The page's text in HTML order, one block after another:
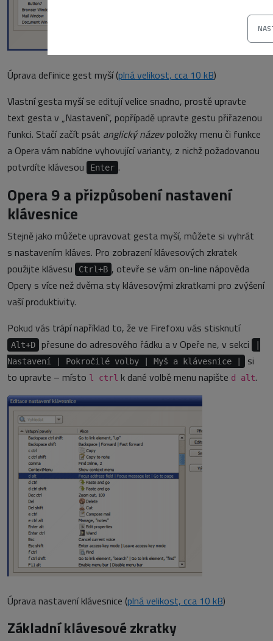
Úprava definice gest myší (plná velikost, cca 10 kB)
Vlastní gesta myší se editují velice snadno, prostě upravte
text gesta v „Nastavení“, popřípadě upravte gestu přiřazenou
funkci. Stačí začít psát anglický názevpoložky menu či funkce
a Opera vám nabídne vyhovující varianty, z nichž požadovanou
potvrdíte klávesou
Enter .
Opera 9 a přizpůsobení nastavení
klávesnice
Stejně jako můžete upravovat gesta myší, můžete si vyhrát
s nastavením kláves. Pro zobrazení klávesových zkratek
použijte klávesu
Ctrl+B , otevře se vám on-line nápověda
Opery s více než dvěma sty klávesovými zkratkami pro zvýšení
vaší produktivity.
Pokud vás trápí například to, že ve Firefoxu vás stisknutí
Alt+D přesune do adresového řádku a v Opeře ne, v sekci
|
Nastavení | Pokročilé volby | Myš a klávesnice |
si
to upravte – místo l ctrl k dané volbě menu napište d alt.
Úprava nastavení klávesnice (plná velikost, cca 10 kB)
Základní klávesové zkratky